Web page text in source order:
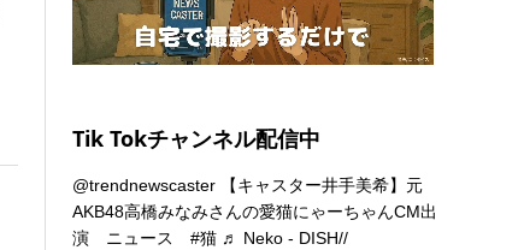
Tik Tokチャンネル配信中
@trendnewscaster 【キャスター井手美希】元
AKB48高橋みなみさんの愛猫にゃーちゃんCM出
演 ニュース#猫 ♬ Neko - DISH//